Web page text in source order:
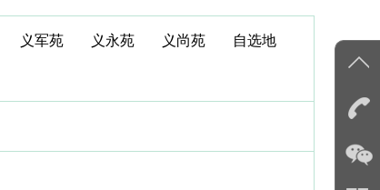
义军苑 义永苑 义尚苑 自选地